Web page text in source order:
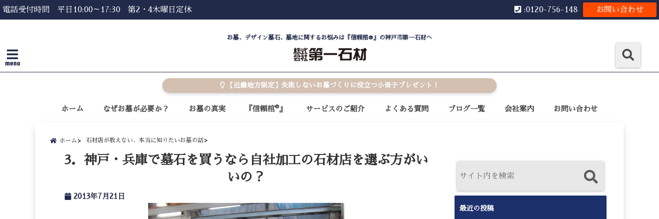
電話受付時間 平日10:00～17:30 第2・4木曜日定休 お問い合わせ
:0120-756-148
お墓、デザイン墓石、墓地に関するお悩みは『信頼棺®』の神戸市第一石材へ
menu
【近畿地方限定】失敗しないお墓づくりに役立つ小冊子プレゼント！
ホーム なぜお墓が必要か？ お墓の真実 『信頼棺®』 サービスのご紹介 よくある質問 ブログ一覧 会社案内 お問い合わせ
ホーム 石材店が教えない、本当に知りたいお墓の話
3．神戸・兵庫で墓石を買うなら自社加工の石材店を選ぶ方がい
いの？
2013年7月21日
最近の投稿